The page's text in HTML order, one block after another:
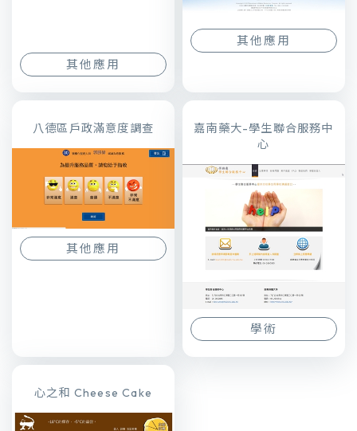
其他應用
其他應用
八德區戶政滿意度調查
其他應用
嘉南藥大-學生聯合服務中
心
學術
心之和 Cheese Cake